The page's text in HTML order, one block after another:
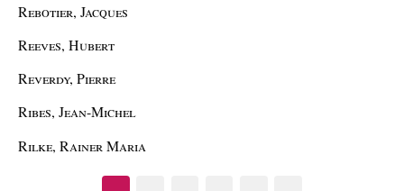
Rebotier, Jacques
Reeves, Hubert
Reverdy, Pierre
Ribes, Jean-Michel
Rilke, Rainer Maria